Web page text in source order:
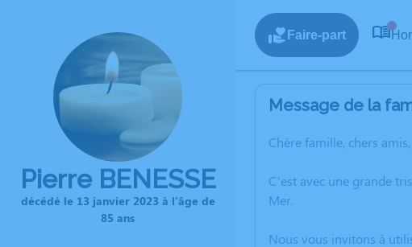
Pierre BENESSE
décédé le 13 janvier 2023 à l'âge de
85 ans
Faire-part
Message de la
Chère famille, chers amis,
C’est avec une grande
Mer.
Nous vous invitons à